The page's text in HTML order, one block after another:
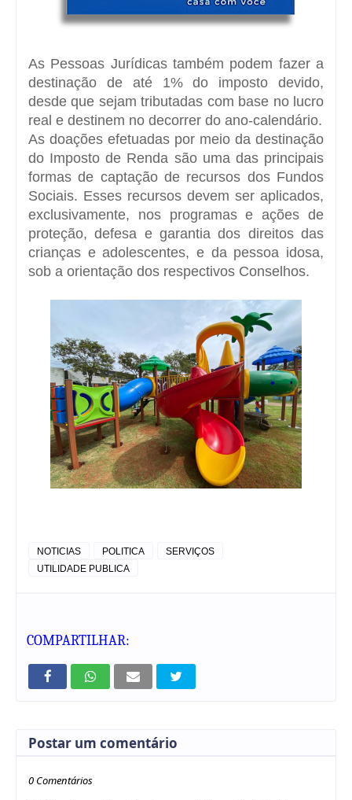
As Pessoas Jurídicas também podem fazer a
destinação de até 1% do imposto devido,
desde que sejam tributadas com base no lucro
real e destinem no decorrer do ano-calendário.
As doações efetuadas por meio da destinação
do Imposto de Renda são uma das principais
formas de captação de recursos dos Fundos
Sociais. Esses recursos devem ser aplicados,
exclusivamente, nos programas e ações de
proteção, defesa e garantia dos direitos das
crianças e adolescentes, e da pessoa idosa,
sob a orientação dos respectivos Conselhos.
NOTICIAS POLITICA
SERVIÇOS
UTILIDADE PUBLICA
COMPARTILHAR:
Postar um comentário
0 Comentários